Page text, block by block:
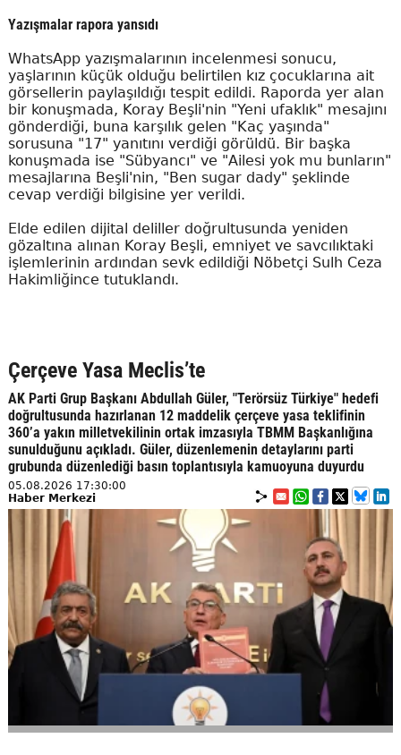
Yazışmalar rapora yansıdı
WhatsApp yazışmalarının incelenmesi sonucu,
yaşlarının küçük olduğu belirtilen kız çocuklarına ait
görsellerin paylaşıldığı tespit edildi. Raporda yer alan
bir konuşmada, Koray Beşli'nin "Yeni ufaklık" mesajını
gönderdiği, buna karşılık gelen "Kaç yaşında"
sorusuna "17" yanıtını verdiği görüldü. Bir başka
konuşmada ise "Sübyancı" ve "Ailesi yok mu bunların"
mesajlarına Beşli'nin, "Ben sugar dady" şeklinde
cevap verdiği bilgisine yer verildi.
Elde edilen dijital deliller doğrultusunda yeniden
gözaltına alınan Koray Beşli, emniyet ve savcılıktaki
işlemlerinin ardından sevk edildiği Nöbetçi Sulh Ceza
Hakimliğince tutuklandı.
Çerçeve Yasa Meclis’te
AK Parti Grup Başkanı Abdullah Güler, "Terörsüz Türkiye" hedefi
doğrultusunda hazırlanan 12 maddelik çerçeve yasa teklifinin
360’a yakın milletvekilinin ortak imzasıyla TBMM Başkanlığına
sunulduğunu açıkladı. Güler, düzenlemenin detaylarını parti
grubunda düzenlediği basın toplantısıyla kamuoyuna duyurdu
05.08.2026 17:30:00
Haber Merkezi